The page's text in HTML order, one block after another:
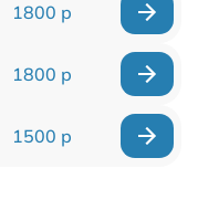
1800 р
1800 р
1500 р